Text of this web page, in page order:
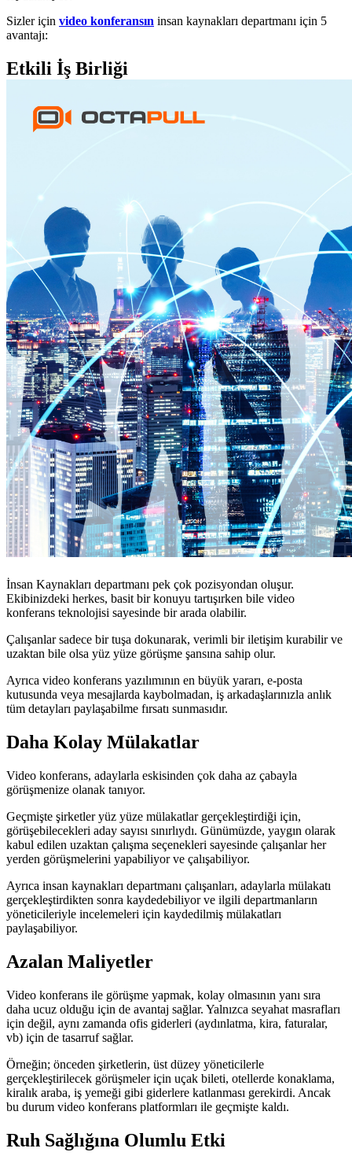
Sizler için video konferansın insan kaynakları departmanı için 5
avantajı:
Etkili İş Birliği
İnsan Kaynakları departmanı pek çok pozisyondan oluşur.
Ekibinizdeki herkes, basit bir konuyu tartışırken bile video
konferans teknolojisi sayesinde bir arada olabilir.
Çalışanlar sadece bir tuşa dokunarak, verimli bir iletişim kurabilir ve
uzaktan bile olsa yüz yüze görüşme şansına sahip olur.
Ayrıca video konferans yazılımının en büyük yararı, e-posta
kutusunda veya mesajlarda kaybolmadan, iş arkadaşlarınızla anlık
tüm detayları paylaşabilme fırsatı sunmasıdır.
Daha Kolay Mülakatlar
Video konferans, adaylarla eskisinden çok daha az çabayla
görüşmenize olanak tanıyor.
Geçmişte şirketler yüz yüze mülakatlar gerçekleştirdiği için,
görüşebilecekleri aday sayısı sınırlıydı. Günümüzde, yaygın olarak
kabul edilen uzaktan çalışma seçenekleri sayesinde çalışanlar her
yerden görüşmelerini yapabiliyor ve çalışabiliyor.
Ayrıca insan kaynakları departmanı çalışanları, adaylarla mülakatı
gerçekleştirdikten sonra kaydedebiliyor ve ilgili departmanların
yöneticileriyle incelemeleri için kaydedilmiş mülakatları
paylaşabiliyor.
Azalan Maliyetler
Video konferans ile görüşme yapmak, kolay olmasının yanı sıra
daha ucuz olduğu için de avantaj sağlar. Yalnızca seyahat masrafları
için değil, aynı zamanda ofis giderleri (aydınlatma, kira, faturalar,
vb) için de tasarruf sağlar.
Örneğin; önceden şirketlerin, üst düzey yöneticilerle
gerçekleştirilecek görüşmeler için uçak bileti, otellerde konaklama,
kiralık araba, iş yemeği gibi giderlere katlanması gerekirdi. Ancak
bu durum video konferans platformları ile geçmişte kaldı.
Ruh Sağlığına Olumlu Etki